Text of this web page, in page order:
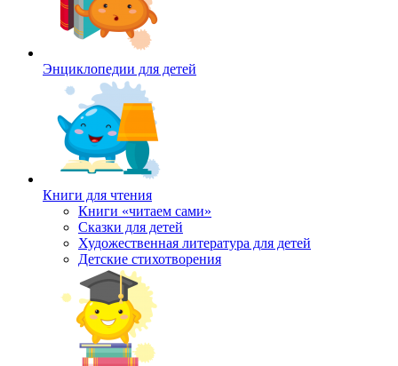
Энциклопедии для детей
Книги для чтения
Книги «читаем сами»
Сказки для детей
Художественная литература для детей
Детские стихотворения